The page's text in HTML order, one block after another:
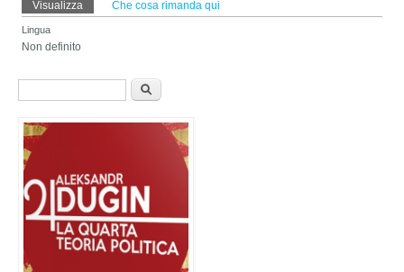
Schede primarie
Visualizza (scheda attiva)
Che cosa rimanda qui
Lingua
Non definito
Form di ricerca